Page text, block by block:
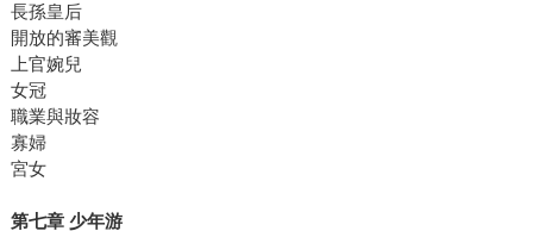
長孫皇后
開放的審美觀
上官婉兒
女冠
職業與妝容
寡婦
宮女
第七章 少年游